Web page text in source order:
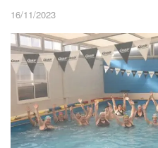
16/11/2023